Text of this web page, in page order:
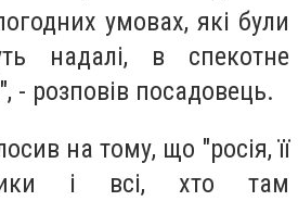
умовах, які були
надалі, в спекотне
- розповів посадовець.
на тому, що "росія, її
і всі, хто там